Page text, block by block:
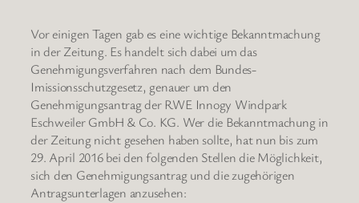
Vor einigen Tagen gab es eine wichtige Bekanntmachung
in der Zeitung. Es handelt sich dabei um das
Genehmigungsverfahren nach dem Bundes-
Imissionsschutzgesetz, genauer um den
Genehmigungsantrag der RWE Innogy Windpark
Eschweiler GmbH & Co. KG. Wer die Bekanntmachung in
der Zeitung nicht gesehen haben sollte, hat nun bis zum
29. April 2016 bei den folgenden Stellen die Möglichkeit,
sich den Genehmigungsantrag und die zugehörigen
Antragsunterlagen anzusehen: